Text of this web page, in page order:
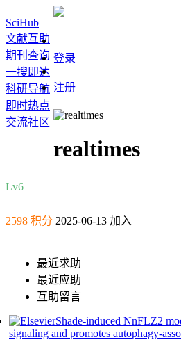
SciHub
文献互助
期刊查询
一搜即达
科研导航
即时热点
交流社区
登录
注册
realtimes
Lv6
2598 积分 2025-06-13 加入
最近求助
最近应助
互助留言
Shade-induced NnFLZ2
signaling and promotes autophagy-